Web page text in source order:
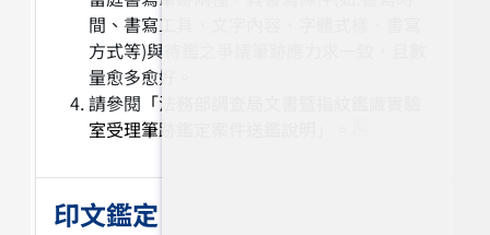
間、書寫工具、文字內容、字體式樣、書寫
方式等)與待鑑之爭議筆跡應力求一致，且數
量愈多愈好。
請參閱 「法務部調查局文書暨指紋鑑識實驗
室受理筆跡鑑定案件送鑑說明」。
印文鑑定